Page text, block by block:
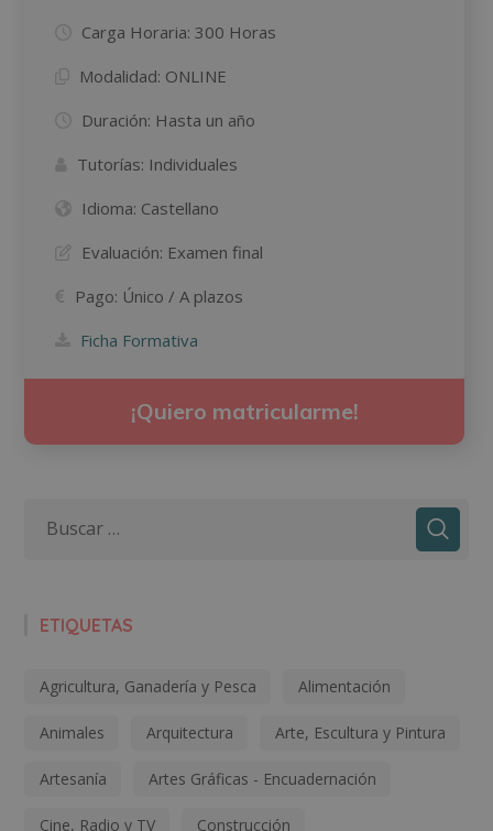
Carga Horaria: 300 Horas
Modalidad: ONLINE
Duración: Hasta un año
Tutorías: Individuales
Idioma: Castellano
Evaluación: Examen final
Pago: Único / A plazos
Ficha Formativa
¡Quiero matricularme!
ETIQUETAS
Agricultura, Ganadería y Pesca Alimentación
Animales Arquitectura Arte, Escultura y Pintura
Artesanía Artes Gráficas - Encuadernación
Cine, Radio y TV Construcción